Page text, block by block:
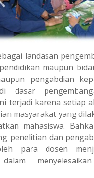
landasan
maupun
pengabdian
dasar
terjadi karena setiap
masyarakat yang
mahasiswa.
penelitian dan
para dosen
dalam